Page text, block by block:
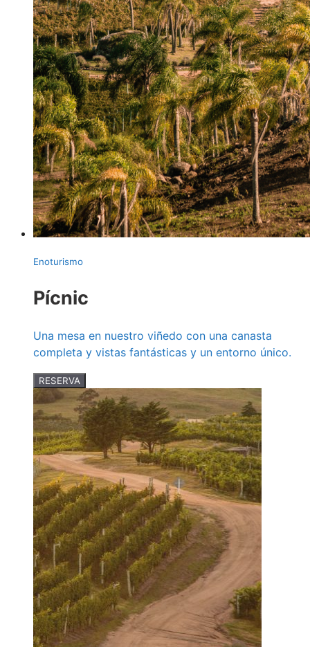
Enoturismo
Pícnic
Una mesa en nuestro viñedo con una canasta
completa y vistas fantásticas y un entorno único.
RESERVA